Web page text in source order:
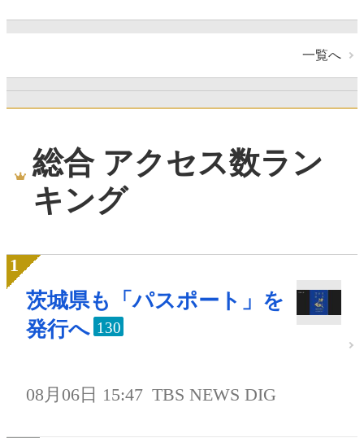
一覧へ
総合 アクセス数ラン
キング
茨城県も「パスポート」を
発行へ 130
08月06日 15:47 TBS NEWS DIG